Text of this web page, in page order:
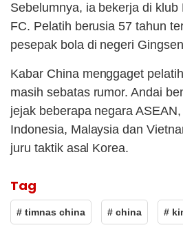
Sebelumnya, ia bekerja di klub
FC. Pelatih berusia 57 tahun
pesepak bola di negeri
Kabar China menggaget
masih sebatas rumor. Andai
jejak beberapa negara
Indonesia, Malaysia dan
juru taktik asal Korea.
Tag
# timnas china # china #